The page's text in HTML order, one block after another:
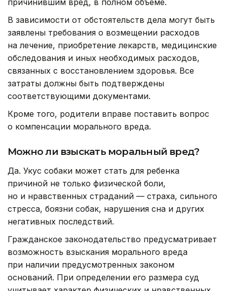
причинившим вред, в полном объеме.
В зависимости от обстоятельств дела могут быть
заявлены требования о возмещении расходов
на лечение, приобретение лекарств, медицинские
обследования и иных необходимых расходов,
связанных с восстановлением здоровья. Все
затраты должны быть подтверждены
соответствующими документами.
Кроме того, родители вправе поставить вопрос
о компенсации морального вреда.
Можно ли взыскать моральный вред?
Да. Укус собаки может стать для ребенка
причиной не только физической боли,
но и нравственных страданий — страха, сильного
стресса, боязни собак, нарушения сна и других
негативных последствий.
Гражданское законодательство предусматривает
возможность взыскания морального вреда
при наличии предусмотренных законом
оснований. При определении его размера суд